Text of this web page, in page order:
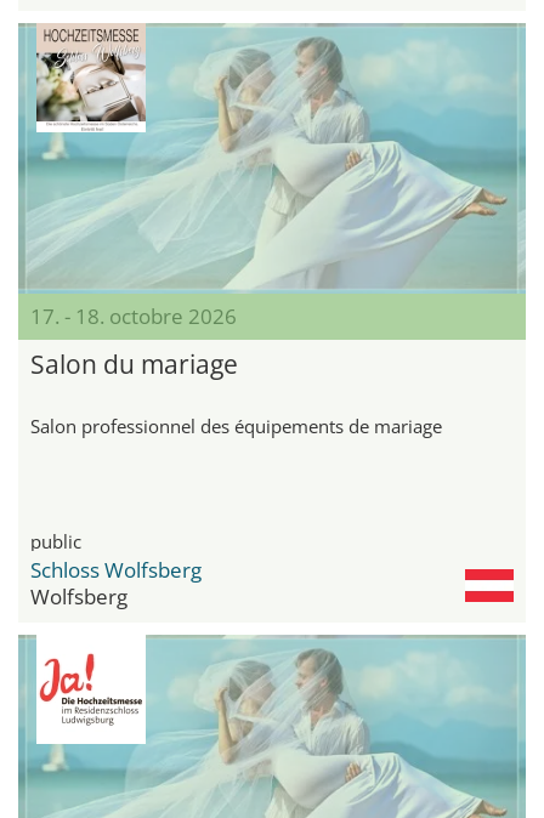
17. - 18. octobre 2026
Salon du mariage
Salon professionnel des équipements de mariage
public
Schloss Wolfsberg
Wolfsberg